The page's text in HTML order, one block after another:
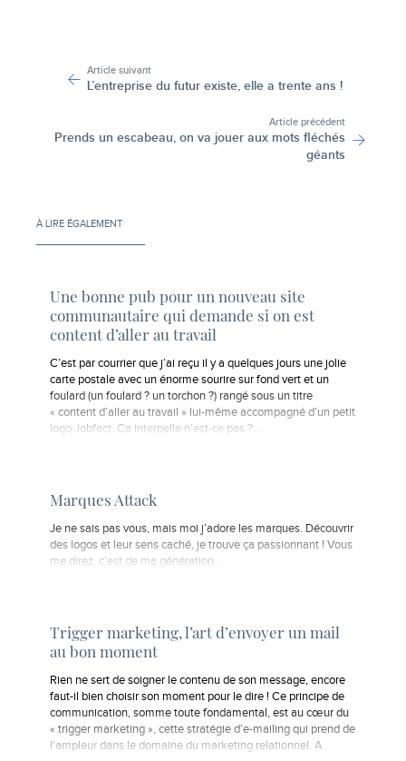
Article suivant
L’entreprise du futur existe, elle a trente ans !
Article précédent
Prends un escabeau, on va jouer aux mots fléchés
géants
À LIRE ÉGALEMENT
Une bonne pub pour un nouveau site
communautaire qui demande si on est
content d’aller au travail
C’est par courrier que j’ai reçu il y a quelques jours une jolie
carte postale avec un énorme sourire sur fond vert et un
foulard (un foulard ? un torchon ?) rangé sous un titre
« content d’aller au travail » lui-même accompagné d’un petit
logo Jobfact. Ca interpelle n’est-ce pas ?…
Marques Attack
Je ne sais pas vous, mais moi j’adore les marques. Découvrir
des logos et leur sens caché, je trouve ça passionnant ! Vous
me direz, c’est de ma génération…
Trigger marketing, l’art d’envoyer un mail
au bon moment
Rien ne sert de soigner le contenu de son message, encore
faut-il bien choisir son moment pour le dire ! Ce principe de
communication, somme toute fondamental, est au cœur du
« trigger marketing », cette stratégie d’e-mailing qui prend de
l’ampleur dans le domaine du marketing relationnel. A